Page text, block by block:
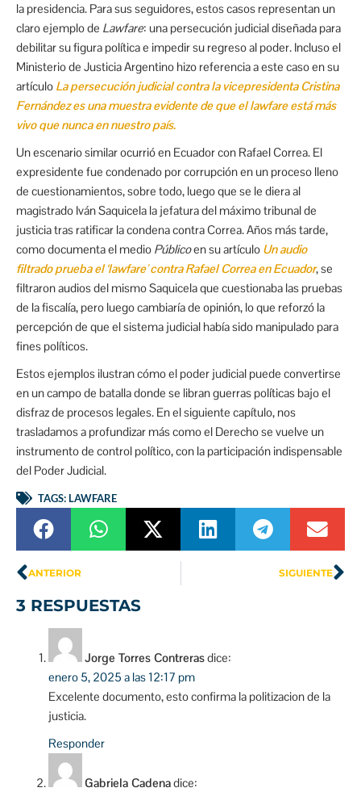
la presidencia. Para sus seguidores, estos casos representan un
claro ejemplo de Lawfare: una persecución judicial diseñada para
debilitar su figura política e impedir su regreso al poder. Incluso el
Ministerio de Justicia Argentino hizo referencia a este caso en su
artículo La persecución judicial contra la vicepresidenta Cristina
Fernández es una muestra evidente de que el lawfare está más
vivo que nunca en nuestro país.
Un escenario similar ocurrió en Ecuador con Rafael Correa. El
expresidente fue condenado por corrupción en un proceso lleno
de cuestionamientos, sobre todo, luego que se le diera al
magistrado Iván Saquicela la jefatura del máximo tribunal de
justicia tras ratificar la condena contra Correa. Años más tarde,
como documenta el medio Públicoen su artículo Un audio
filtrado prueba el ‘lawfare’ contra Rafael Correa en Ecuador, se
filtraron audios del mismo Saquicela que cuestionaba las pruebas
de la fiscalía, pero luego cambiaría de opinión, lo que reforzó la
percepción de que el sistema judicial había sido manipulado para
fines políticos.
Estos ejemplos ilustran cómo el poder judicial puede convertirse
en un campo de batalla donde se libran guerras políticas bajo el
disfraz de procesos legales. En el siguiente capítulo, nos
trasladamos a profundizar más como el Derecho se vuelve un
instrumento de control político, con la participación indispensable
del Poder Judicial.
TAGS: LAWFARE
ANTERIOR SIGUIENTE
3 RESPUESTAS
Jorge Torres Contrerasdice:
enero 5, 2025 a las 12:17 pm
Excelente documento, esto confirma la politizacion de la
justicia.
Responder
Gabriela Cadenadice: